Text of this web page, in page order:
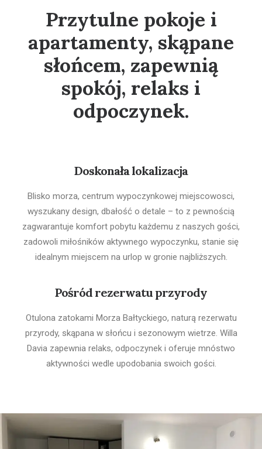
Przytulne pokoje i
apartamenty, skąpane
słońcem, zapewnią
spokój, relaks i
odpoczynek.
Doskonała lokalizacja
Blisko morza, centrum wypoczynkowej miejscowosci,
wyszukany design, dbałość o detale – to z pewnością
zagwarantuje komfort pobytu każdemu z naszych gości,
zadowoli miłośników aktywnego wypoczynku, stanie się
idealnym miejscem na urlop w gronie najbliższych.
Pośród rezerwatu przyrody
Otulona zatokami Morza Bałtyckiego, naturą rezerwatu
przyrody, skąpana w słońcu i sezonowym wietrze. Willa
Davia zapewnia relaks, odpoczynek i oferuje mnóstwo
aktywności wedle upodobania swoich gości.